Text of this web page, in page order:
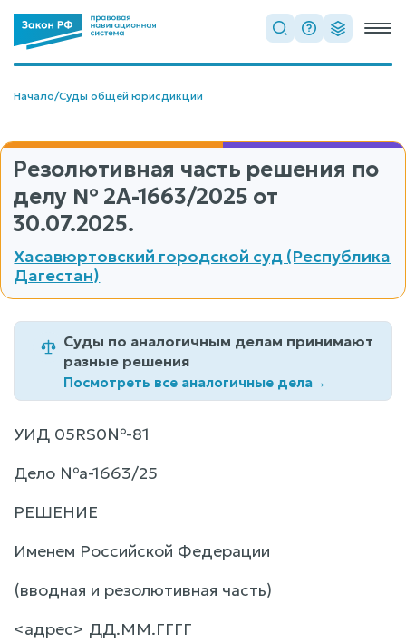
Начало/Суды общей юрисдикции
Резолютивная часть решения по
делу № 2А-1663/2025 от
30.07.2025.
Хасавюртовский городской суд (Республика
Дагестан)
Суды по аналогичным делам принимают
разные решения
Посмотреть все аналогичные дела→
УИД 05RS0№-81
Дело №а-1663/25
РЕШЕНИЕ
Именем Российской Федерации
(вводная и резолютивная часть)
<адрес> ДД.ММ.ГГГГ